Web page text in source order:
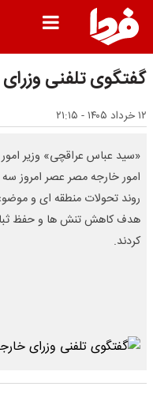
گفتگوی تلفنی
۱۲ خرداد ۱۴۰۵ - ۲۱:۱۵
«سید عباس عراقچی» وزیر
امور خارجه مصر عصر امروز
روند تحولات منطقه ای و
هدف کاهش تنش ها و حفظ ثبات
کردند.